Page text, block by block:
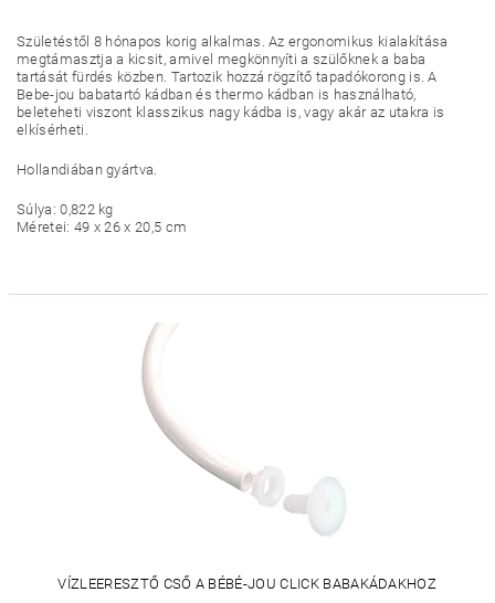
Születéstől 8 hónapos korig alkalmas. Az ergonomikus kialakítása
megtámasztja a kicsit, amivel megkönnyíti a szülőknek a baba
tartását fürdés közben. Tartozik hozzá rögzítő tapadókorong is. A
Bebe-jou babatartó kádban és thermo kádban is használható,
beleteheti viszont klasszikus nagy kádba is, vagy akár az utakra is
elkísérheti.
Hollandiában gyártva.
Súlya: 0,822 kg
Méretei: 49 x 26 x 20,5 cm
VÍZLEERESZTŐ CSŐ A BÉBÉ-JOU CLICK BABAKÁDAKHOZ